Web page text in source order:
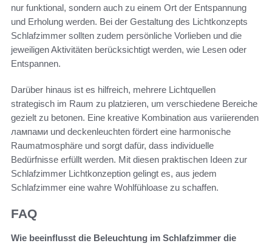
nur funktional, sondern auch zu einem Ort der Entspannung
und Erholung werden. Bei der Gestaltung des Lichtkonzepts
Schlafzimmer sollten zudem persönliche Vorlieben und die
jeweiligen Aktivitäten berücksichtigt werden, wie Lesen oder
Entspannen.
Darüber hinaus ist es hilfreich, mehrere Lichtquellen
strategisch im Raum zu platzieren, um verschiedene Bereiche
gezielt zu betonen. Eine kreative Kombination aus variierenden
лампами und deckenleuchten fördert eine harmonische
Raumatmosphäre und sorgt dafür, dass individuelle
Bedürfnisse erfüllt werden. Mit diesen praktischen Ideen zur
Schlafzimmer Lichtkonzeption gelingt es, aus jedem
Schlafzimmer eine wahre Wohlfühloase zu schaffen.
FAQ
Wie beeinflusst die Beleuchtung im Schlafzimmer die